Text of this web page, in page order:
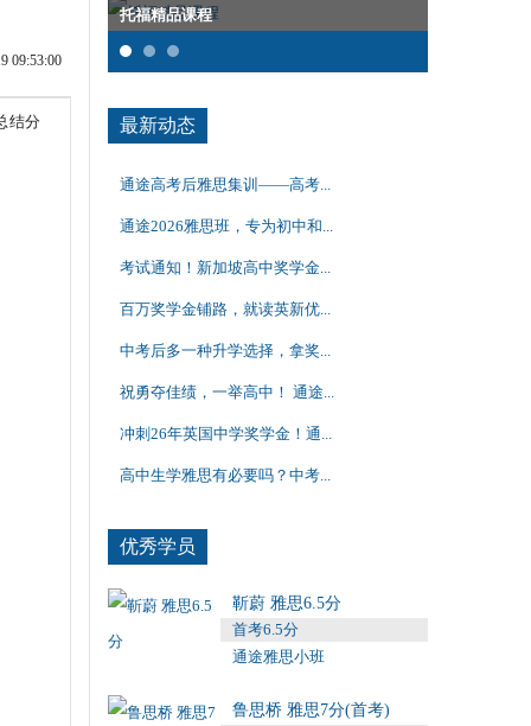
09:53:00
结分
托福精品课程
最新动态
通途高考后雅思集训——高考...
通途2026雅思班，专为初中和...
考试通知！新加坡高中奖学金...
百万奖学金铺路，就读英新优...
中考后多一种升学选择，拿奖...
祝勇夺佳绩，一举高中！ 通途...
冲刺26年英国中学奖学金！通...
高中生学雅思有必要吗？中考...
优秀学员
靳蔚 雅思6.5分
首考6.5分
通途雅思小班
鲁思桥 雅思7分(首考)